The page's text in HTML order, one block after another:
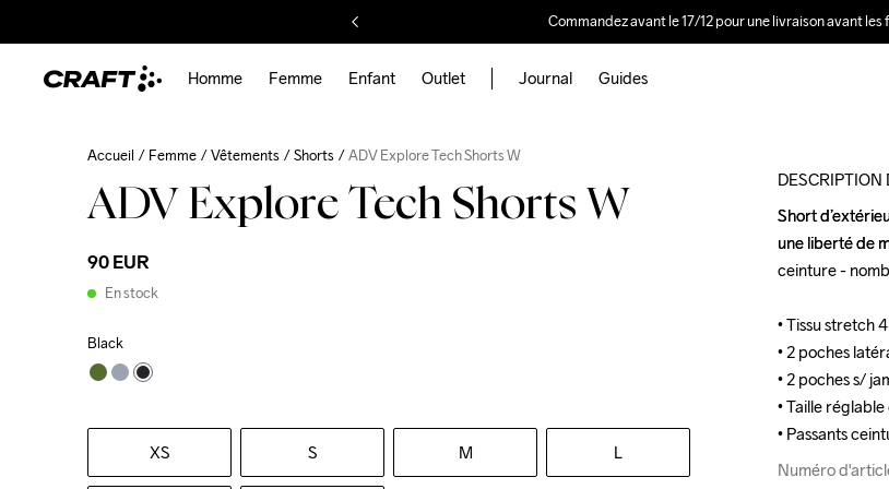
Commandez avant le 17/12 pour une livraison avant les
Homme Femme Enfant Outlet Journal Guides
Accueil Femme Vêtements Shorts ADV Explore Tech Shorts W
ADV Explore Tech Shorts W
90 EUR
En stock
Black
XS S M L
DESCRIPTION
Short
une liberté de
ceinture -
• Tissu stretch
• 2 poches
• 2 poches s/
• Taille
• Passants
Numéro
Short
une liberté de
ceinture -
• Tissu stretch
• 2 poches
• 2 poches s/
• Taille
• Passants
Numéro